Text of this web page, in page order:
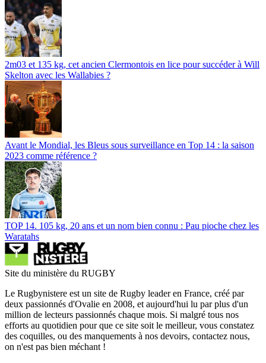
2m03 et 135 kg, cet ancien Clermontois en lice pour succéder à Will
Skelton avec les Wallabies ?
Avant le Mondial, les Bleus sous surveillance en Top 14 : la saison
2023 comme référence ?
TOP 14. 105 kg, 20 ans et un nom bien connu : Pau pioche chez les
Waratahs
Site du ministère du RUGBY
Le Rugbynistere est un site de Rugby leader en France, créé par
deux passionnés d'Ovalie en 2008, et aujourd'hui lu par plus d'un
million de lecteurs passionnés chaque mois. Si malgré tous nos
efforts au quotidien pour que ce site soit le meilleur, vous constatez
des coquilles, ou des manquements à nos devoirs, contactez nous,
on n'est pas bien méchant !